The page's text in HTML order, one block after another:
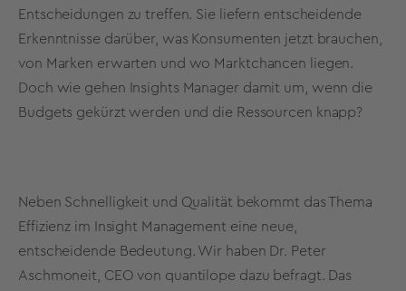
Entscheidungen zu treffen. Sie liefern entscheidende
Erkenntnisse darüber, was Konsumenten jetzt brauchen,
von Marken erwarten und wo Marktchancen liegen.
Doch wie gehen Insights Manager damit um, wenn die
Budgets gekürzt werden und die Ressourcen knapp?
Neben Schnelligkeit und Qualität bekommt das Thema
Effizienz im Insight Management eine neue,
entscheidende Bedeutung. Wir haben Dr. Peter
Aschmoneit, CEO von quantilope dazu befragt. Das